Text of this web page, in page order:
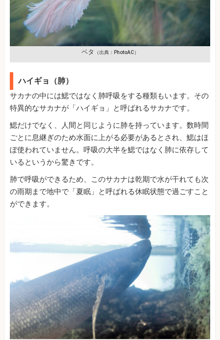
ベタ （出典：PhotoAC）
ハイギョ（肺）
サカナの中には鰓ではなく肺呼吸をする種類もいます。その
特異的なサカナが「ハイギョ」と呼ばれるサカナです。
鰓だけでなく、人間と同じように肺を持っています。数時間
ごとに息継ぎのため水面に上がる必要があるとされ、鰓はほ
ぼ使われていません。呼吸の大半を鰓ではなく肺に依存して
いるというから驚きです。
肺で呼吸ができるため、このサカナは乾期で水が干れても次
の雨期まで地中で「夏眠」と呼ばれる休眠状態で過ごすこと
ができます。